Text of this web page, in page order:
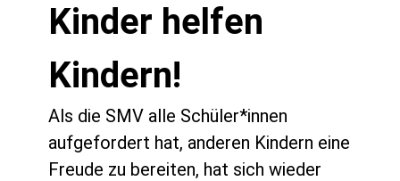
Kinder helfen
Kindern!
Als die SMV alle Schüler*innen
aufgefordert hat, anderen Kindern eine
Freude zu bereiten, hat sich wieder